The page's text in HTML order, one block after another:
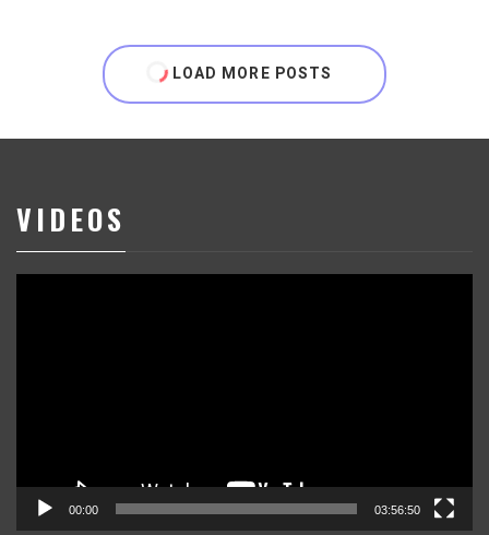
LOAD MORE POSTS
VIDEOS
00:00 03:56:50